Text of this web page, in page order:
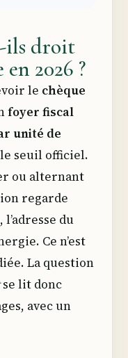
ils droit
2026 ?
le chèque
foyer fiscal
unité de
seuil officiel.
ou alternant
regarde
, l’adresse du
Ce n’est
La question
se lit donc
avec un